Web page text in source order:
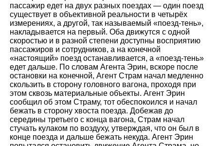
пассажир едет на двух разных поездах — один поезд
существует в объективной реальности в четырёх
измерениях, а другой, так называемый «поезд-тень»,
накладывается на первый. Оба движутся с одной
скоростью и в разной степени доступны восприятию
пассажиров и сотрудников, а на конечной
«настоящий» поезд останавливается, а «поезд-тень»
едет дальше. По словам Агента Эрин, вскоре после
остановки на конечной, Агент Страм начал медленно
скользить в сторону головного вагона, проходя при
этом сквозь материальные объекты. Агент Эрин
сообщил об этом Страму, тот обеспокоился и начал
бежать в сторону хвоста поезда. Добежав до
середины третьего с конца вагона, Страм начал
стучать кулаком по воздуху, утверждая, что он был в
конце поезда и дальше бежать некуда. Агент Эрин